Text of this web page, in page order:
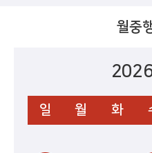
월중
일 월 화